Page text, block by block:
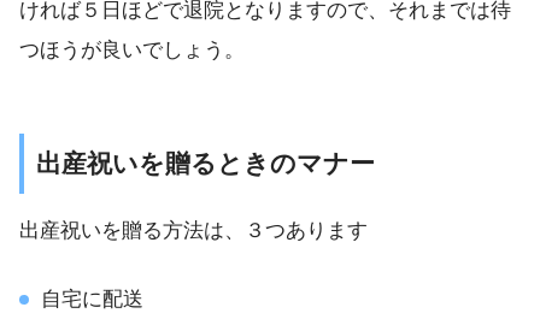
ければ５日ほどで退院となりますので、それまでは待
つほうが良いでしょう。
出産祝いを贈るときのマナー
出産祝いを贈る方法は、３つあります
自宅に配送